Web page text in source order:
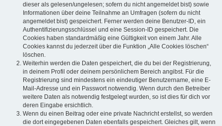
dieser als gelesen/ungelesen; sofern du nicht angemeldet bist) sowie
Informationen über deine Teilnahme an Umfragen (sofern du nicht
angemeldet bist) gespeichert. Ferner werden deine Benutzer-ID, ein
Authentifizierungsschlüssel und eine Session-ID gespeichert. Die
Cookies haben standardmäßig eine Gültigkeit von einem Jahr. Alle
Cookies kannst du jederzeit über die Funktion „Alle Cookies löschen“
löschen.
Weiterhin werden die Daten gespeichert, die du bei der Registrierung,
in deinem Profil oder deinem persönlichem Bereich angibst. Für die
Registrierung sind mindestens ein eindeutiger Benutzername, eine E-
Mail-Adresse und ein Passwort notwendig. Wenn durch den Betreiber
weitere Daten als notwendig festgelegt wurden, so ist dies für dich vor
deren Eingabe ersichtlich.
Wenn du einen Beitrag oder eine private Nachricht erstellst, so werden
die dort eingegebenen Daten ebenfalls gespeichert. Gleiches gilt, wenn